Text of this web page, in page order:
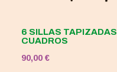
6 SILLAS TAPIZADAS
CUADROS
90,00€